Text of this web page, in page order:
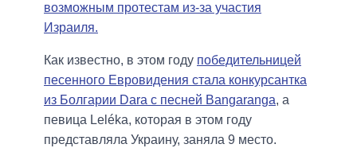
возможным протестам из-за участия
Израиля.
Как известно, в этом году победительницей
песенного Евровидения стала конкурсантка
из Болгарии Dara с песней Bangaranga, а
певица Leléka, которая в этом году
представляла Украину, заняла 9 место.